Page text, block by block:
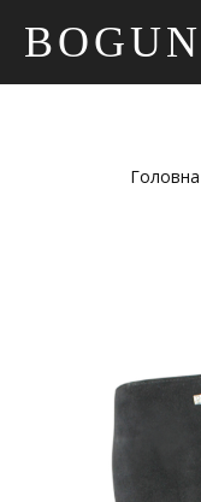
BOGUN
Головна